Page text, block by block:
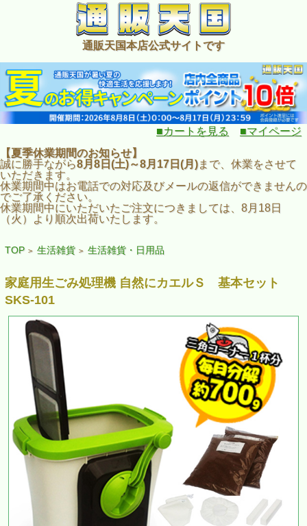
通販天国本店公式サイトです
■カートを見る
■マイページ
【夏季休業期間のお知らせ】
誠に勝手ながら8月8日(土)～8月17日(月)まで、休業をさせて
いただきます。
休業期間中はお電話での対応及びメールの返信ができませんの
でご了承ください。
休業期間中にいただいたご注文につきましては、8月18日
（火）より順次出荷いたします。
TOP > 生活雑貨 > 生活雑貨・日用品
家庭用生ごみ処理機 自然にカエルＳ 基本セット
SKS-101